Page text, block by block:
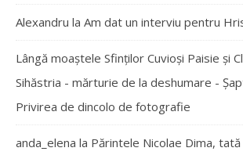
Alexandru la Am dat un interviu pentru
Lângă moaștele Sfinților Cuvioși Paisie și
Sihăstria - mărturie de la deshumare -
Privirea de dincolo de fotografie
anda_elena la Părintele Nicolae Dima,